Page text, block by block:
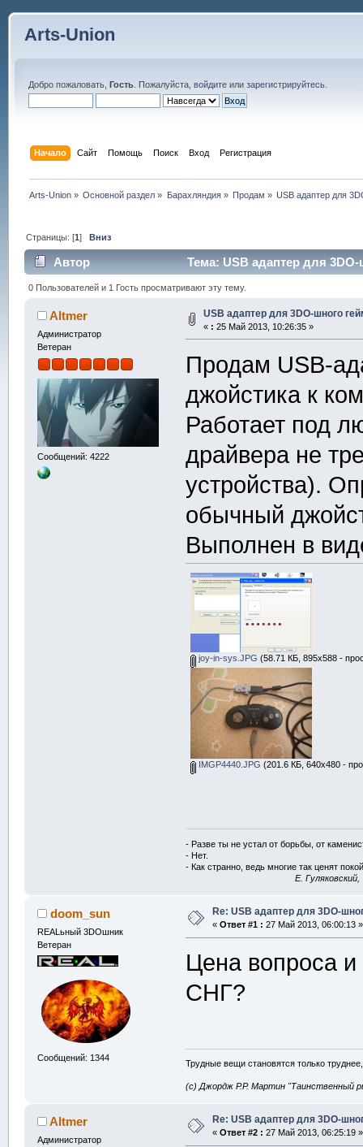
Arts-Union
Добро пожаловать, Гость. Пожалуйста, войдитеили зарегистрируйтесь.
Начало Сайт Помощь Поиск Вход Регистрация
Arts-Union » Основной раздел » Барахляндия» Продам » USB адаптер для
Страницы: [1]Вниз
Автор Тема: USB адаптер для
0 Пользователей и 1 Гость просматривают эту тему.
Altmer
Администратор
Ветеран
Сообщений: 4222
USB адаптер для 3DO-шного
« : 25 Май 2013, 10:26:35 »
Продам USB-
джойстика к
Работает под
драйвера не
устройства).
обычный
Выполнен в
joy-in-sys.JPG (58.71 КБ, 895x588 -
IMGP4440.JPG (201.6 КБ, 640x480 -
- Разве ты не устал от борьбы, от
- Нет.
- Как странно, ведь многие так ценят
E.
doom_sun
REALьный 3DOшник
Ветеран
Сообщений: 1344
Re: USB адаптер для 3DO-
« Ответ #1 : 27 Май 2013, 06:00:13 »
Цена вопроса и
СНГ?
Трудные вещи становятся только
(с) Джордж Р.Р. Мартин "Таинственный
Altmer
Администратор
Re: USB адаптер для 3DO-
« Ответ #2 : 27 Май 2013, 06:25:19 »